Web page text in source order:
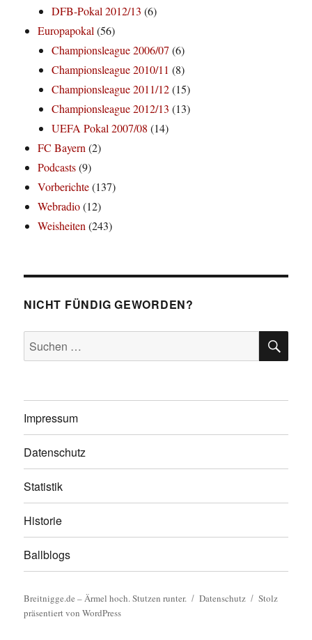
DFB-Pokal 2012/13 (6)
Europapokal(56)
Championsleague 2006/07 (6)
Championsleague 2010/11 (8)
Championsleague 2011/12(15)
Championsleague 2012/13 (13)
UEFA Pokal 2007/08 (14)
FC Bayern(2)
Podcasts(9)
Vorberichte(137)
Webradio(12)
Weisheiten(243)
NICHT FÜNDIG GEWORDEN?
Suchen
nach:
Impressum
Datenschutz
Statistik
Historie
Ballblogs
Breitnigge.de – Ärmel hoch. Stutzen runter. Datenschutz
Stolz
präsentiert von WordPress